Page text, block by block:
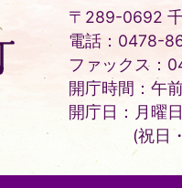
〒289-0692
電話：0478-
ファックス：
開庁時間：午
開庁日：月曜
(祝日